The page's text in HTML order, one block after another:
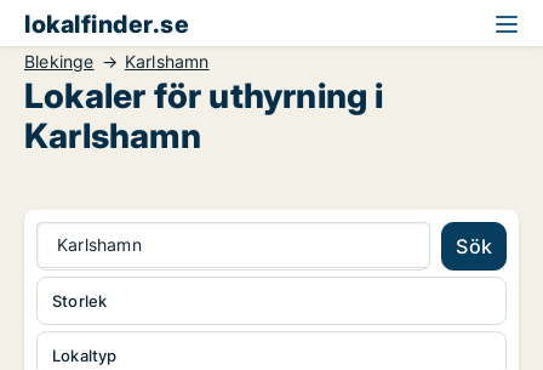
lokalfinder.se
Blekinge Karlshamn
Lokaler för uthyrning i
Karlshamn
Karlshamn Sök
Lokaltyp
Storlek